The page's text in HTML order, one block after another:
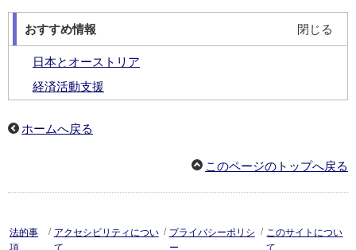
おすすめ情報 閉じる
日本とオーストリア
経済活動支援
月報バックナンバー
ホームへ戻る
このページのトップへ戻る
法的事
項
/ アクセシビリティについ
て
/ プライバシーポリシ
ー
/ このサイトについ
て